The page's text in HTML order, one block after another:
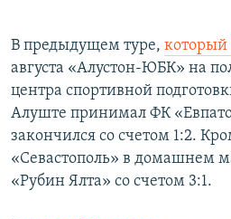
В предыдущем туре, который
августа «Алустон-ЮБК» на
центра спортивной
Алуште принимал ФК
закончился со счетом 1:2.
«Севастополь» в домашнем
«Рубин Ялта» со счетом 3:1.